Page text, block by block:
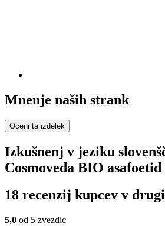
Mnenje naših strank
Oceni ta izdelek
Izkušnenj v jeziku
Cosmoveda BIO asafoetid
18 recenzij kupcev v
5,0 od 5 zvezdic